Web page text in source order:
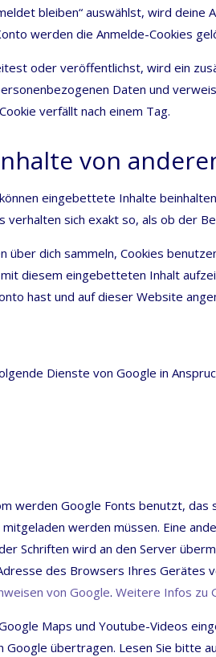
blei­ben“ aus­wählst, wird dei­ne
wer­den die Anmel­de-Coo­kies
oder ver­öf­fent­lichst, wird ein
Daten und
ver­fällt nach einem Tag.
von
ein­ge­bet­te­te Inhal­te
ver­hal­ten sich exakt so, als ob der
über dich sam­meln, Coo­kies
die­sem ein­ge­bet­te­ten Inhalt
hast und auf die­ser Web­site
Diens­te von Goog­le in
wer­den Goog­le Fonts benutzt,
wer­den müs­sen. Eine
Schrif­ten wird an den Ser­ver
des Brow­sers Ihres
von Goog­le. Wei­te­re Infos zu
Maps und You­tube-Vide­os
über­tra­gen. Lesen Sie bit­te